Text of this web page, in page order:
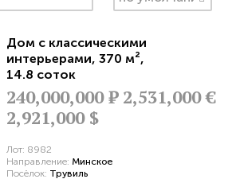
Дом с классическими
интерьерами, 370 м²,
14.8 соток
240,000,000Р 2,531,000 €
2,921,000 $
Лот: 8982
Направление: Минское
Посёлок: Трувиль